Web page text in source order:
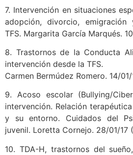
7. Intervención en situaciones
adopción, divorcio,
TFS. Margarita García Marqués.
8. Trastornos de la Conducta
intervención desde la TFS.
Carmen Bermúdez Romero. 14/01/
9. Acoso escolar (Bullying/
intervención. Relación
y su entorno. Cuidados del
juvenil. Loretta Cornejo. 28/01/17
10. TDA-H, trastornos del